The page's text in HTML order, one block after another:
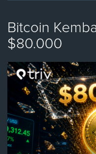
Bitcoin
$80.000